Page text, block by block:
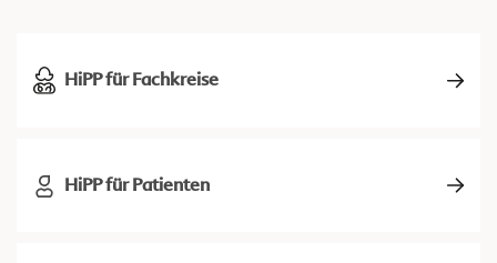
HiPP für Fachkreise
HiPP für Patienten